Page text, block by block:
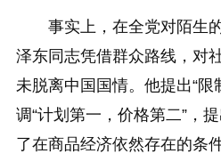
事实上，在全党对陌生
泽东同志凭借群众路线，对
未脱离中国国情。他提出“限
调“计划第一，价格第二”，
了在商品经济依然存在的条